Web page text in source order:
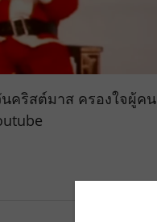
คริสต์มาส ครองใจผู้คน